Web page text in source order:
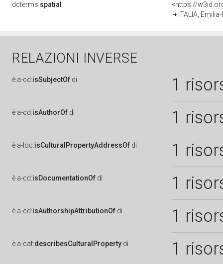
dcterms:spatial
<https://
ITALIA,
RELAZIONI INVERSE
è a-cd:isSubjectOf di 1
è a-cd:isAuthorOf di 1
è a-loc:isCulturalPropertyAddressOf di 1
è a-cd:isDocumentationOf di 1
è a-cd:isAuthorshipAttributionOf di 1
è a-cat:describesCulturalProperty di 1